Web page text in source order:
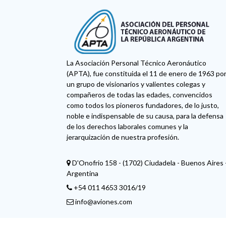
La Asociación Personal Técnico Aeronáutico
(APTA), fue constituida el 11 de enero de 1963 por
un grupo de visionarios y valientes colegas y
compañeros de todas las edades, convencidos
como todos los pioneros fundadores, de lo justo,
noble e indispensable de su causa, para la defensa
de los derechos laborales comunes y la
jerarquización de nuestra profesión.
D'Onofrio 158 - (1702) Ciudadela - Buenos Aires
Argentina
+54 011 4653 3016/19
info@aviones.com